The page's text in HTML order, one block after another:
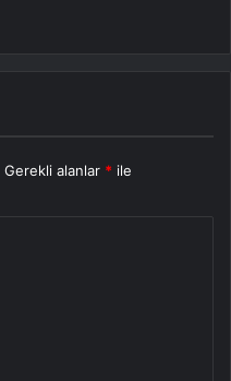
Gerekli alanlar * ile